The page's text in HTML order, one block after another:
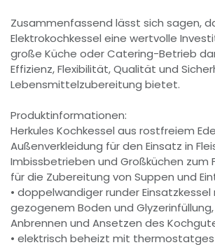
Zusammenfassend lässt sich sagen,
Elektrokochkessel eine wertvolle
große Küche oder Catering-Betrieb
Effizienz, Flexibilität, Qualität und
Lebensmittelzubereitung bietet.
Produktinformationen:
Herkules Kochkessel aus rostfreiem
Außenverkleidung für den Einsatz in
Imbissbetrieben und Großküchen zum
für die Zubereitung von Suppen und
• doppelwandiger runder
gezogenem Boden und
Anbrennen und Ansetzen des
• elektrisch beheizt mit